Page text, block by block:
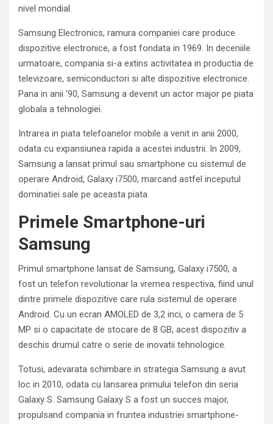
nivel mondial.
Samsung Electronics, ramura companiei care produce
dispozitive electronice, a fost fondata in 1969. In deceniile
urmatoare, compania si-a extins activitatea in productia de
televizoare, semiconductori si alte dispozitive electronice.
Pana in anii ’90, Samsung a devenit un actor major pe piata
globala a tehnologiei.
Intrarea in piata telefoanelor mobile a venit in anii 2000,
odata cu expansiunea rapida a acestei industrii. In 2009,
Samsung a lansat primul sau smartphone cu sistemul de
operare Android, Galaxy i7500, marcand astfel inceputul
dominatiei sale pe aceasta piata.
Primele Smartphone-uri
Samsung
Primul smartphone lansat de Samsung, Galaxy i7500, a
fost un telefon revolutionar la vremea respectiva, fiind unul
dintre primele dispozitive care rula sistemul de operare
Android. Cu un ecran AMOLED de 3,2 inci, o camera de 5
MP si o capacitate de stocare de 8 GB, acest dispozitiv a
deschis drumul catre o serie de inovatii tehnologice.
Totusi, adevarata schimbare in strategia Samsung a avut
loc in 2010, odata cu lansarea primului telefon din seria
Galaxy S. Samsung Galaxy S a fost un succes major,
propulsand compania in fruntea industriei smartphone-